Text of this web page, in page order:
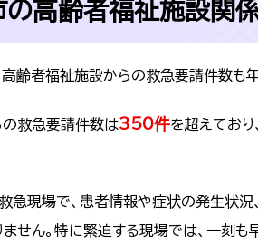
の高齢者福祉施設関
齢者福祉施設からの救急要請件数も年
救急要請件数は350件を超えており
急現場で、患者情報や症状の発生状
せん。特に緊迫する現場では、一刻も